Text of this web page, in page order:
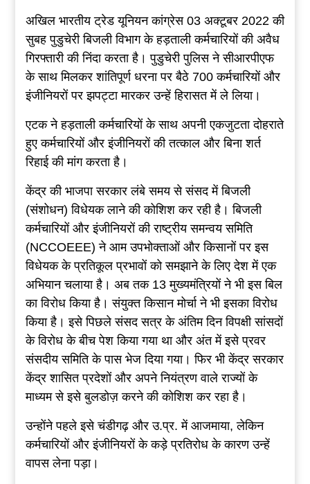
अखिल भारतीय ट्रेड यूनियन कांग्रेस 03 अक्टूबर 2022 की
सुबह पुडुचेरी बिजली विभाग के हड़ताली कर्मचारियों की अवैध
गिरफ्तारी की निंदा करता है। पुडुचेरी पुलिस ने सीआरपीएफ
के साथ मिलकर शांतिपूर्ण धरना पर बैठे 700 कर्मचारियों और
इंजीनियरों पर झपट्टा मारकर उन्हें हिरासत में ले लिया।
एटक ने हड़ताली कर्मचारियों के साथ अपनी एकजुटता दोहराते
हुए कर्मचारियों और इंजीनियरों की तत्काल और बिना शर्त
रिहाई की मांग करता है।
केंद्र की भाजपा सरकार लंबे समय से संसद में बिजली
(संशोधन) विधेयक लाने की कोशिश कर रही है। बिजली
कर्मचारियों और इंजीनियरों की राष्ट्रीय समन्वय समिति
(NCCOEEE) ने आम उपभोक्ताओं और किसानों पर इस
विधेयक के प्रतिकूल प्रभावों को समझाने के लिए देश में एक
अभियान चलाया है। अब तक 13 मुख्यमंत्रियों ने भी इस बिल
का विरोध किया है। संयुक्त किसान मोर्चा ने भी इसका विरोध
किया है। इसे पिछले संसद सत्र के अंतिम दिन विपक्षी सांसदों
के विरोध के बीच पेश किया गया था और अंत में इसे प्रवर
संसदीय समिति के पास भेज दिया गया। फिर भी केंद्र सरकार
केंद्र शासित प्रदेशों और अपने नियंत्रण वाले राज्यों के
माध्यम से इसे बुलडोज़ करने की कोशिश कर रहा है।
उन्होंने पहले इसे चंडीगढ़ और उ.प्र. में आजमाया, लेकिन
कर्मचारियों और इंजीनियरों के कड़े प्रतिरोध के कारण उन्हें
वापस लेना पड़ा।